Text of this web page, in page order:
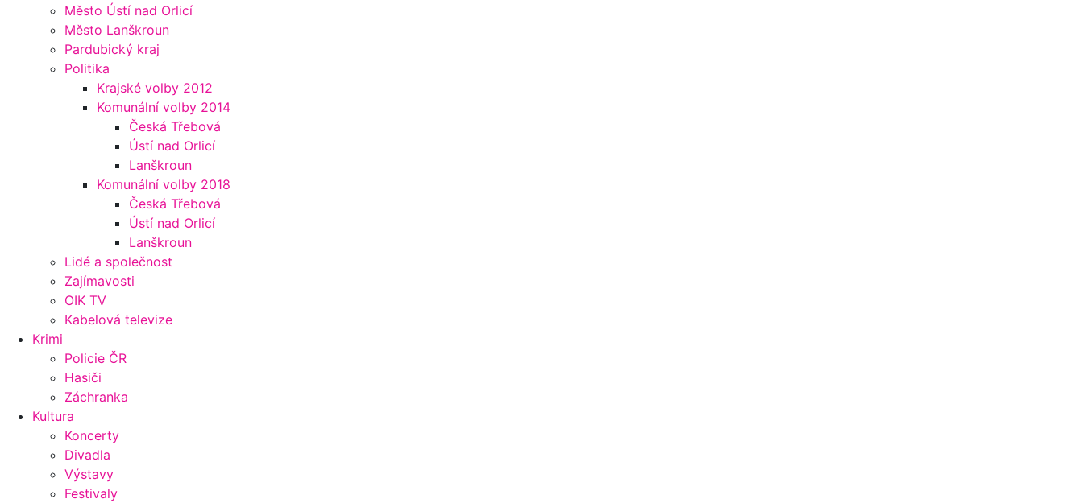
Město Ústí nad Orlicí
Město Lanškroun
Pardubický kraj
Politika
Krajské volby 2012
Komunální volby 2014
Česká Třebová
Ústí nad Orlicí
Lanškroun
Komunální volby 2018
Česká Třebová
Ústí nad Orlicí
Lanškroun
Lidé a společnost
Zajímavosti
OIK TV
Kabelová televize
Krimi
Policie ČR
Hasiči
Záchranka
Kultura
Koncerty
Divadla
Výstavy
Festivaly